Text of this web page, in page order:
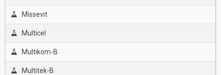
Missevit
Multicel
Multikom-B
Multitek-B